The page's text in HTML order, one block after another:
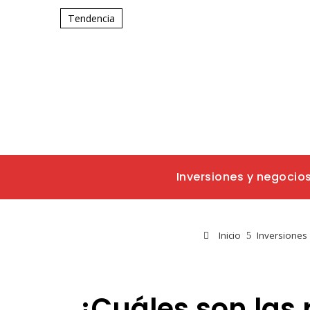
Tendencia
Inversiones y
Inicio